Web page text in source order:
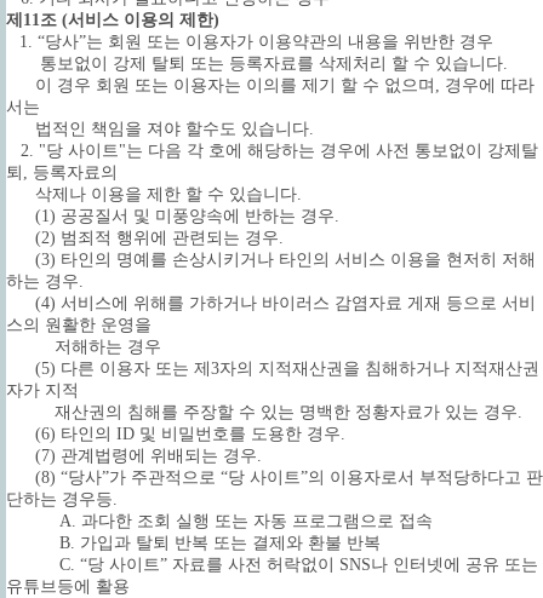
제11조 (서비스 이용의 제한)
1. “당사”는 회원 또는 이용자가 이용약관의 내용을 위반한 경우
통보없이 강제 탈퇴 또는 등록자료를 삭제처리 할 수 있습니다.
이 경우 회원 또는 이용자는 이의를 제기 할 수 없으며, 경우에 따라
서는
법적인 책임을 져야 할수도 있습니다.
2. "당 사이트"는 다음 각 호에 해당하는 경우에 사전 통보없이 강제탈
퇴, 등록자료의
삭제나 이용을 제한 할 수 있습니다.
(1) 공공질서 및 미풍양속에 반하는 경우.
(2) 범죄적 행위에 관련되는 경우.
(3) 타인의 명예를 손상시키거나 타인의 서비스 이용을 현저히 저해
하는 경우.
(4) 서비스에 위해를 가하거나 바이러스 감염자료 게재 등으로 서비
스의 원활한 운영을
저해하는 경우
(5) 다른 이용자 또는 제3자의 지적재산권을 침해하거나 지적재산권
자가 지적
재산권의 침해를 주장할 수 있는 명백한 정황자료가 있는 경우.
(6) 타인의 ID 및 비밀번호를 도용한 경우.
(7) 관계법령에 위배되는 경우.
(8) “당사”가 주관적으로 “당 사이트”의 이용자로서 부적당하다고 판
단하는 경우등.
A. 과다한 조회 실행 또는 자동 프로그램으로 접속
B. 가입과 탈퇴 반복 또는 결제와 환불 반복
C. “당 사이트” 자료를 사전 허락없이 SNS나 인터넷에 공유 또는
유튜브등에 활용